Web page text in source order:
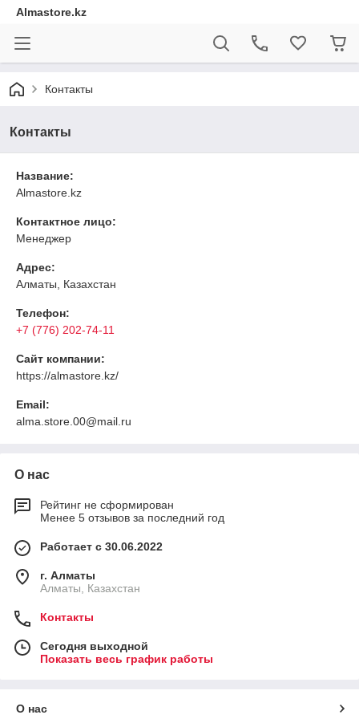
Almastore.kz
Контакты
Контакты
Название:
Almastore.kz
Контактное лицо:
Менеджер
Адрес:
Алматы, Казахстан
Телефон:
+7 (776) 202-74-11
Сайт компании:
https://almastore.kz/
Email:
alma.store.00@mail.ru
О нас
Рейтинг не сформирован
Менее 5 отзывов за последний год
Работает с 30.06.2022
г. Алматы
Алматы, Казахстан
Контакты
Сегодня выходной
Показать весь график работы
О нас